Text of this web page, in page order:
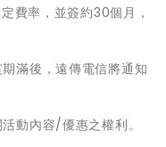
率，並簽約30個月，
後，遠傳電信將通知
內容/優惠之權利。